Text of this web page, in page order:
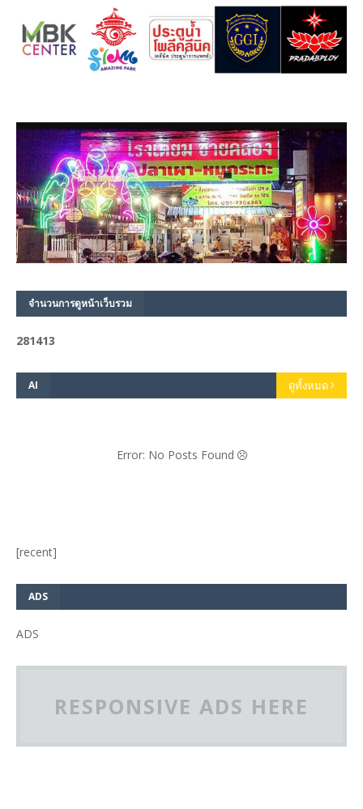
จำนวนการดูหน้าเว็บรวม
281413
AI ดูทั้งหมด
Error: No Posts Found
[recent]
ADS
ADS
RESPONSIVE ADS HERE